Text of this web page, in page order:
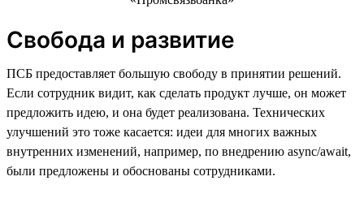
Свобода и развитие
ПСБ предоставляет большую свободу в принятии решений.
Если сотрудник видит, как сделать продукт лучше, он может
предложить идею, и она будет реализована. Технических
улучшений это тоже касается: идеи для многих важных
внутренних изменений, например, по внедрению async/await,
были предложены и обоснованы сотрудниками.